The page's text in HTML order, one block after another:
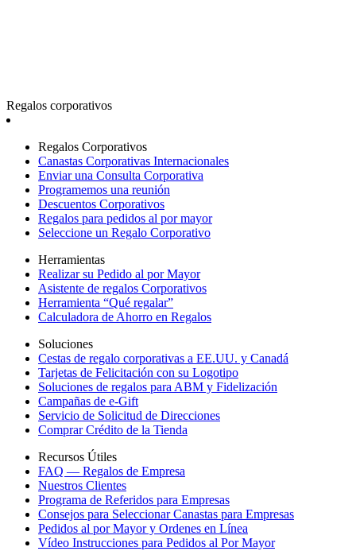
Regalos corporativos
Regalos Corporativos
Canastas Corporativas Internacionales
Enviar una Consulta Corporativa
Programemos una reunión
Descuentos Corporativos
Regalos para pedidos al por mayor
Seleccione un Regalo Corporativo
Herramientas
Realizar su Pedido al por Mayor
Asistente de regalos Corporativos
Herramienta “Qué regalar”
Calculadora de Ahorro en Regalos
Soluciones
Cestas de regalo corporativas a EE.UU. y Canadá
Tarjetas de Felicitación con su Logotipo
Soluciones de regalos para ABM y Fidelización
Campañas de e-Gift
Servicio de Solicitud de Direcciones
Comprar Crédito de la Tienda
Recursos Útiles
FAQ — Regalos de Empresa
Nuestros Clientes
Programa de Referidos para Empresas
Consejos para Seleccionar Canastas para Empresas
Pedidos al por Mayor y Ordenes en Línea
Vídeo Instrucciones para Pedidos al Por Mayor